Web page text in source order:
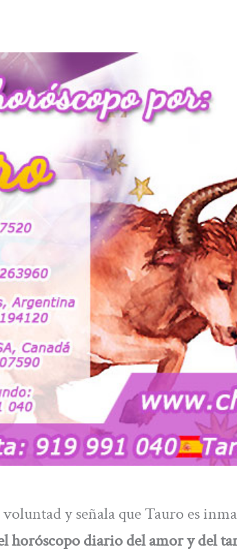
y señala que Tauro es
horóscopo diario del amor y del